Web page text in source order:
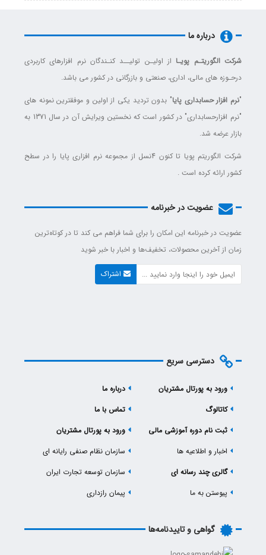
درباره ما
شرکت الگوریتـم پویـااز اولیـن تولیــد کنـندگان نرم افزارهای کاربردی
درحـوزه های مالی، اداری، صنعتی و بازرگانی در کشور می باشد.
"نرم افزار حسابداری پایا" بدون تردید یکی از اولین و موفقترین نمونه های
"نرم افزارحسابداری" در کشور است که نخستین ویرایش آن در سال 1371 به
بازار عرضه شد.
شرکت الگوریتم پویا تا کنون 4نسل از مجموعه نرم افزاری پایا را در سطح
کشور ارائه کرده است .
عضویت در خبرنامه
عضویت در خبرنامه این امکان را برای شما فراهم می کند تا در کوتاه‌ترین
زمان از آخرین محصولات، تخفیف‌ها و اخبار با خبر شوید
اشتراک
دسترسی سریع
درباره ما
تماس با ما
ورود به پورتال مشتریان
سازمان نظام صنفی رایانه ای
سازمان توسعه تجارت ایران
پیمان رازداری
ورود به پورتال مشتریان
کاتالوگ
ثبت نام دوره آموزشی مالی
اخبار و اطلاعیه ها
گالری چند رسانه ای
پیوستن به ما
گواهی و تاییدنامه‌ها